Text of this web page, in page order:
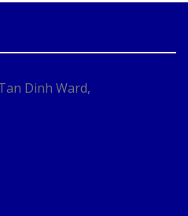
Dinh Ward,